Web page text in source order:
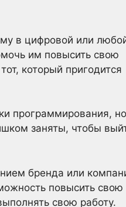
в цифровой или
им повысить свою
который пригодится
программирования, но
заняты, чтобы
бренда или
повысить свою
свою работу.